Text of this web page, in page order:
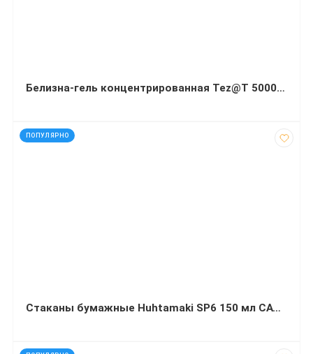
Белизна-гель концентрированная Tez@T 5000 мл
ПОПУЛЯРНО
код: 12296
Стаканы бумажные Huhtamaki SP6 150 мл CATERLINE D70 100 штук
код: 13605